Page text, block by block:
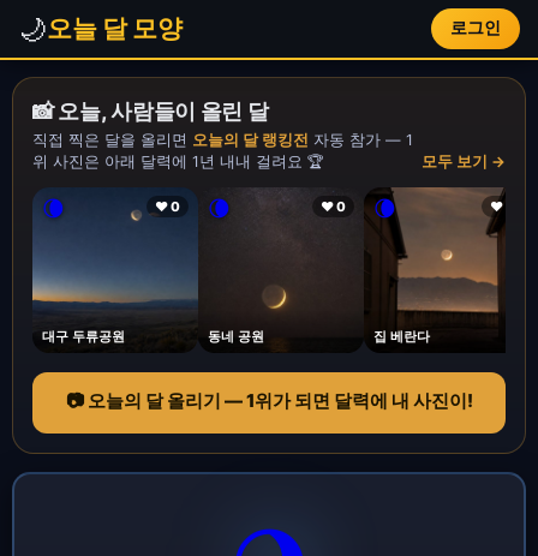
🌙오늘 달 모양 로그인
📸 오늘, 사람들이 올린 달
직접 찍은 달을 올리면 오늘의 달 랭킹전 자동 참가 — 1
위 사진은 아래 달력에 1년 내내 걸려요 🏆
모두 보기 →
🌘 ❤ 0
대구 두류공원
🌘 ❤ 0
동네 공원
🌘 ❤ 1
집 베란다
📷 오늘의 달 올리기 — 1위가 되면 달력에 내 사진이!